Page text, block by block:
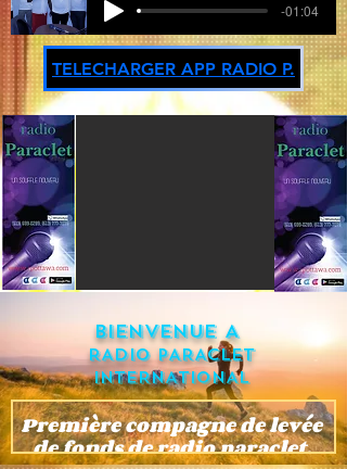
-01:04
TELECHARGER APP RADIO P.
BIENVENUE A
RADIO PARACLET
INTERNATIONAL